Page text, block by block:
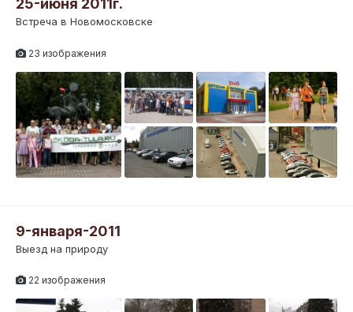
25-июня 2011г.
Встреча в Новомосковске
23 изображения
9-января-2011
Выезд на природу
22 изображения